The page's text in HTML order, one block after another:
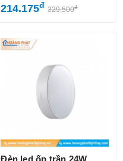
214.175đ 329.500đ
Đèn led ốp trần 24W